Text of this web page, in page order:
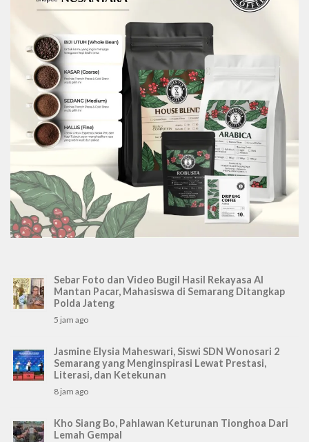
Sebar Foto dan Video Bugil Hasil Rekayasa AI
Mantan Pacar, Mahasiswa di Semarang Ditangkap
Polda Jateng
5 jam ago
Jasmine Elysia Maheswari, Siswi SDN Wonosari 2
Semarang yang Menginspirasi Lewat Prestasi,
Literasi, dan Ketekunan
8 jam ago
Kho Siang Bo, Pahlawan Keturunan Tionghoa Dari
Lemah Gempal